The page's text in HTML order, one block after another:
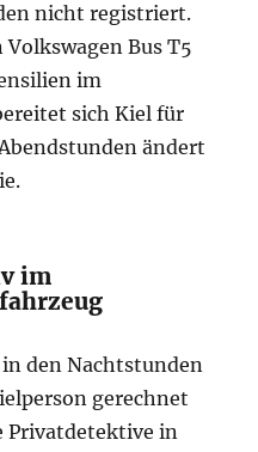
nicht registriert.
Bus T5
im
sich Kiel für
ändert
im
den Nachtstunden
gerechnet
Privatdetektive in